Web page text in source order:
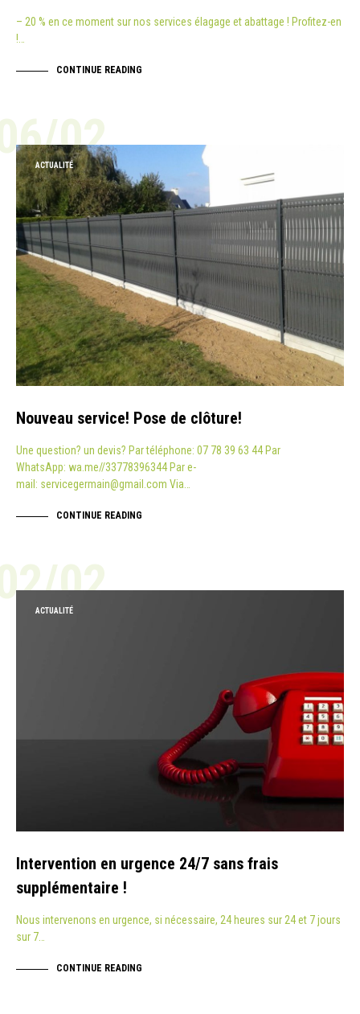
– 20 % en ce moment sur nos services élagage et abattage ! Profitez-en
!…
CONTINUE READING
02
ACTUALITÉ
Nouveau service! Pose de clôture!
Une question? un devis? Par téléphone: 07 78 39 63 44 Par
WhatsApp: wa.me//33778396344 Par e-
mail: servicegermain@gmail.com Via…
CONTINUE READING
02
ACTUALITÉ
Intervention en urgence 24/7 sans frais
supplémentaire !
Nous intervenons en urgence, si nécessaire, 24 heures sur 24 et 7 jours
sur 7…
CONTINUE READING